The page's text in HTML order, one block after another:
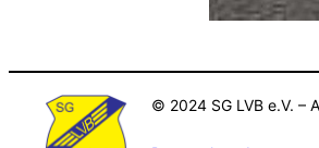
© 2024 SG LVB e.V. –